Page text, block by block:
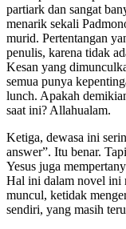
partiark dan sangat
menarik sekali
murid. Pertentangan
penulis, karena tidak
Kesan yang
semua punya
lunch. Apakah
saat ini? Allahualam.
Ketiga, dewasa ini
answer”. Itu benar.
Yesus juga
Hal ini dalam novel ini
muncul, ketidak
sendiri, yang masih